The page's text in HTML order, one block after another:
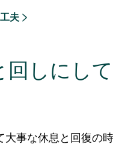
夫
回しにして
大事な休息と回復の時